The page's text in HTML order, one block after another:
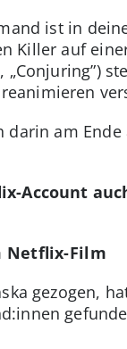
ist in
Killer auf
„Conjuring”)
darin am
Account
Netflix-Film
gezogen,